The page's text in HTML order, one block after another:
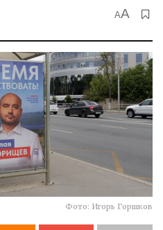
AA
Фото: Игорь Горшков